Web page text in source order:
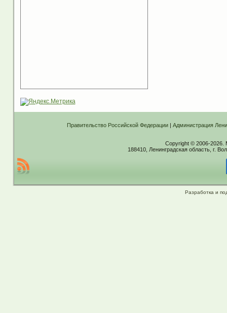
Правительство Российской Федерации| Администрация
Copyright © 2006-2026.
188410, Ленинградская область, г.
Разработка и